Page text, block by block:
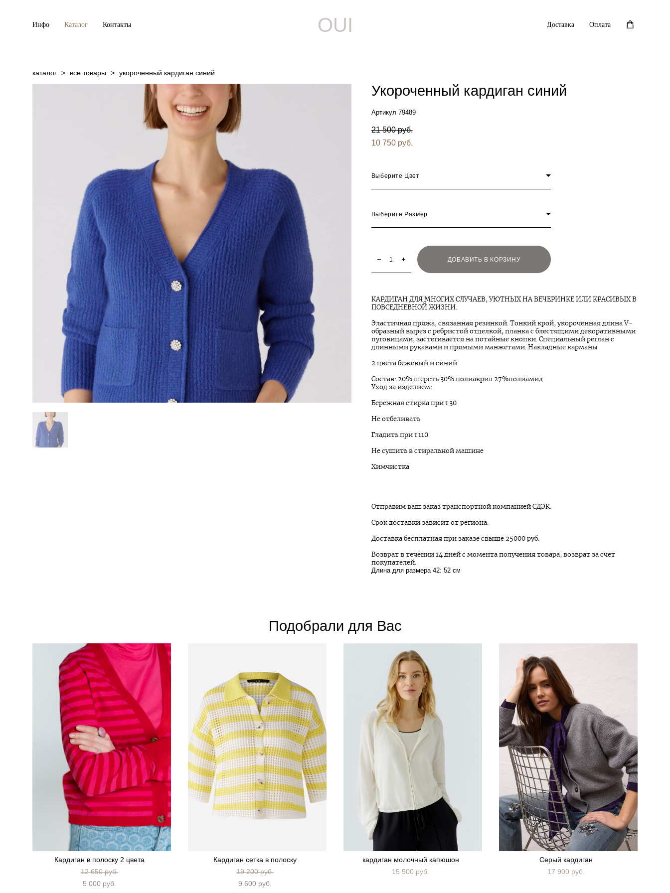
Инфо Каталог Контакты OUI Доставка Оплата
каталог > все товары > укороченный кардиган синий
Укороченный кардиган синий
Артикул 79489
21 500 pуб.
10 750 pуб.
Выберите Цвет
Выберите Размер
ДОБАВИТЬ В КОРЗИНУ
КАРДИГАН ДЛЯ МНОГИХ СЛУЧАЕВ, УЮТНЫХ НА ВЕЧЕРИНКЕ ИЛИ КРАСИВЫХ В
ПОВСЕДНЕВНОЙ ЖИЗНИ.
Эластичная пряжа, связанная резинкой. Тонкий крой, укороченная длина V-
образный вырез с ребристой отделкой, планка с блестящими декоративными
пуговицами, застегивается на потайные кнопки. Специальный реглан с
длинными рукавами и прямыми манжетами. Накладные карманы
2 цвета бежевый и синий
Состав: 20% шерсть 30% полиакрил 27%полиамид
Уход за изделием:
Бережная стирка при t 30
Не отбеливать
Гладить при t 110
Не сушить в стиральной машине
Химчистка
Отправим ваш заказ транспортной компанией СДЭК.
Срок доставки зависит от региона.
Доставка бесплатная при заказе свыше 25000 руб.
Возврат в течении 14 дней с момента получения товара, возврат за счет
покупателей.
Длина для размера 42: 52 см
Подобрали для Вас
Кардиган в полоску 2 цвета
12 650 pуб.
5 000 pуб.
Кардиган сетка в полоску
19 200 pуб.
9 600 pуб.
кардиган молочный капюшон
15 500 pуб.
Серый кардиган
17 900 pуб.